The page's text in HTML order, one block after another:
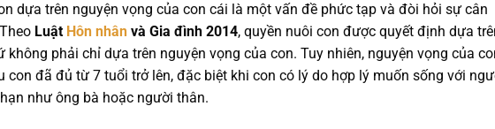
dựa trên nguyện vọng của con cái là một vấn đề phức tạp và đòi hỏi sự cân
Luật Hôn nhân và Gia đình 2014, quyền nuôi con được quyết định dựa
không phải chỉ dựa trên nguyện vọng của con. Tuy nhiên, nguyện vọng của
con đã đủ từ 7 tuổi trở lên, đặc biệt khi con có lý do hợp lý muốn sống với
như ông bà hoặc người thân.